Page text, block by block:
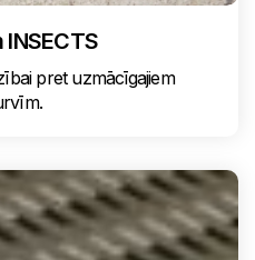
pret uzmācīgajiem